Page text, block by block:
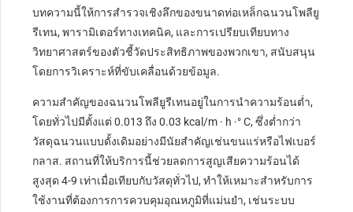
บทความนี้ให้การสำรวจเชิงลึกของขนาดท่อเหล็กฉนวนโพลียู
รีเทน, พารามิเตอร์ทางเทคนิค, และการเปรียบเทียบทาง
วิทยาศาสตร์ของตัวชี้วัดประสิทธิภาพของพวกเขา, สนับสนุน
โดยการวิเคราะห์ที่ขับเคลื่อนด้วยข้อมูล.
ความสำคัญของฉนวนโพลียูรีเทนอยู่ในการนำความร้อนต่ำ,
โดยทั่วไปมีตั้งแต่ 0.013 ถึง 0.03 kcal/m · h ·° C, ซึ่งต่ำกว่า
วัสดุฉนวนแบบดั้งเดิมอย่างมีนัยสำคัญเช่นขนแร่หรือไฟเบอร์
กลาส. สถานที่ให้บริการนี้ช่วยลดการสูญเสียความร้อนได้
สูงสุด 4-9 เท่าเมื่อเทียบกับวัสดุทั่วไป, ทำให้เหมาะสำหรับการ
ใช้งานที่ต้องการการควบคุมอุณหภูมิที่แม่นยำ, เช่นระบบ